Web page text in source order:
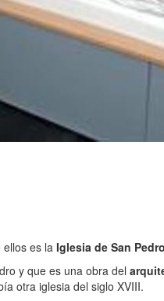
es la Iglesia de San Pedro
y que es una obra del
otra iglesia del siglo XVIII.